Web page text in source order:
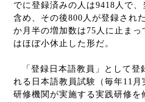
でに登録済みの人は9418 人で
含め、その後800 人が登録され
か月半の増加数は 75 人に止まっ
はほぼ小休止した形だ。
「登録日本語教員」として
れる日本語教員試験（毎年11 月
研修機関が実施する実践研修を